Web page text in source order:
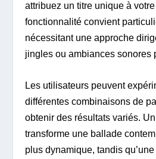
attribuez un titre unique à
fonctionnalité convient
nécessitant une approche
jingles ou ambiances sonores
Les utilisateurs peuvent
différentes combinaisons de
obtenir des résultats variés.
transforme une ballade
plus dynamique, tandis